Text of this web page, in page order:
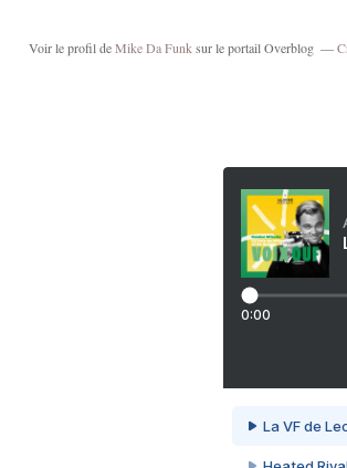
Voir le profil deMike Da Funk sur le portail Overblog
0:00
La VF de